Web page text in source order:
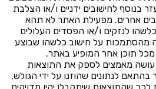
בנוסף לחישובים ידניים ו/או הצלבת
אחרים. מפעילת האתר לא תהא
לנזקים ו/או הפסדים העלולים
מהסתמכות על חישוב כלשהו שבוצע
מכל תוכן אחר המופיע באתר.
מאמצים לספק את התוצאות
בהתאם לנתונים שהוזנו על ידי הגולש,